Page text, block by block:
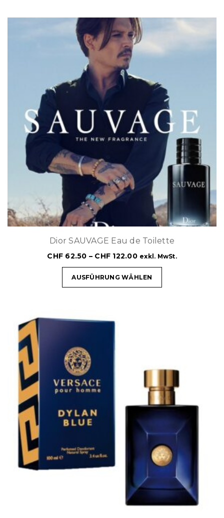
Dior SAUVAGE Eau de Toilette
CHF 62.50 – CHF 122.00 exkl. MwSt.
AUSFÜHRUNG WÄHLEN